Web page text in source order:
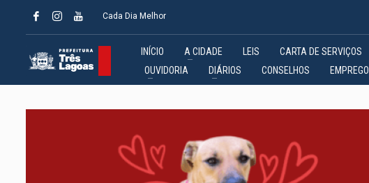
Cada Dia Melhor
INÍCIO A CIDADE LEIS CARTA DE SERVIÇOS
OUVIDORIA
DIÁRIOS CONSELHOS EMPREGO